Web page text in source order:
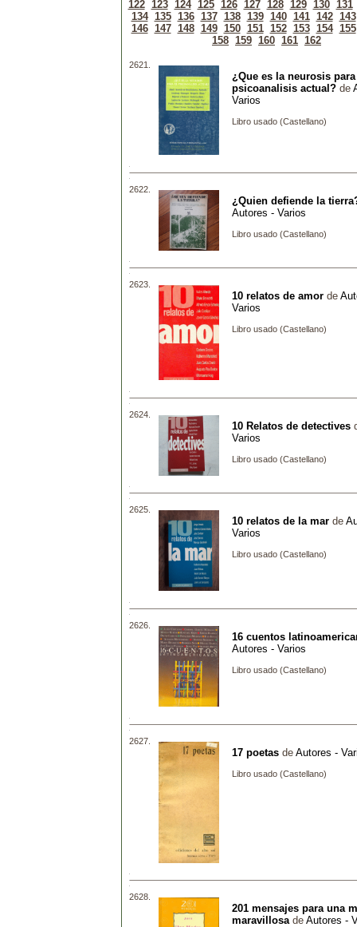
122
123 124 125 126 127 128 129 130
131
134
135 136 137 138 139 140 141 142
143
146
147 148 149 150 151 152 153 154
155
158 159 160 161 162
2621.
¿Que es la neurosis
psicoanalisis actual? de
Varios
Libro usado (Castellano)
2622.
¿Quien defiende la
Autores - Varios
Libro usado (Castellano)
2623.
10 relatos de amor de
Varios
Libro usado (Castellano)
2624.
10 Relatos de detectives
Varios
Libro usado (Castellano)
2625.
10 relatos de la mar de
Varios
Libro usado (Castellano)
2626.
16 cuentos
Autores - Varios
Libro usado (Castellano)
2627.
17 poetas de Autores -
Libro usado (Castellano)
2628.
201 mensajes para una
maravillosa de Autores -